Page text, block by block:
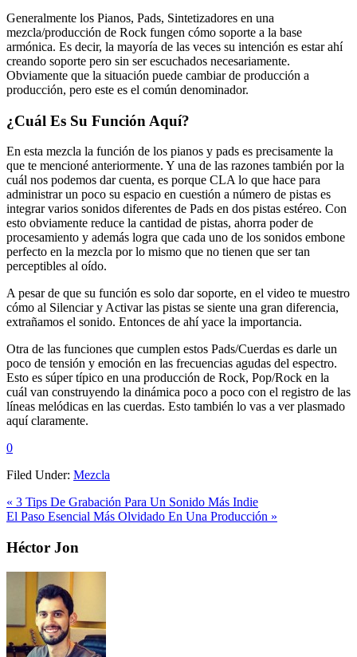
Generalmente los Pianos, Pads, Sintetizadores en una
mezcla/producción de Rock fungen cómo soporte a la base
armónica. Es decir, la mayoría de las veces su intención es estar ahí
creando soporte pero sin ser escuchados necesariamente.
Obviamente que la situación puede cambiar de producción a
producción, pero este es el común denominador.
¿Cuál Es Su Función Aquí?
En esta mezcla la función de los pianos y pads es precisamente la
que te mencioné anteriormente. Y una de las razones también por la
cuál nos podemos dar cuenta, es porque CLA lo que hace para
administrar un poco su espacio en cuestión a número de pistas es
integrar varios sonidos diferentes de Pads en dos pistas estéreo. Con
esto obviamente reduce la cantidad de pistas, ahorra poder de
procesamiento y además logra que cada uno de los sonidos embone
perfecto en la mezcla por lo mismo que no tienen que ser tan
perceptibles al oído.
A pesar de que su función es solo dar soporte, en el video te muestro
cómo al Silenciar y Activar las pistas se siente una gran diferencia,
extrañamos el sonido. Entonces de ahí yace la importancia.
Otra de las funciones que cumplen estos Pads/Cuerdas es darle un
poco de tensión y emoción en las frecuencias agudas del espectro.
Esto es súper típico en una producción de Rock, Pop/Rock en la
cuál van construyendo la dinámica poco a poco con el registro de las
líneas melódicas en las cuerdas. Esto también lo vas a ver plasmado
aquí claramente.
0
Filed Under: Mezcla
Previous
Post:
« 3 Tips De Grabación Para Un Sonido Más Indie
Next
El Paso Esencial Más Olvidado En Una Producción »
Primary
Sidebar
Héctor Jon